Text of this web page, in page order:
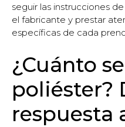
seguir las instrucciones
el fabricante y prestar
específicas de cada
¿Cuánto
poliéster?
respuesta